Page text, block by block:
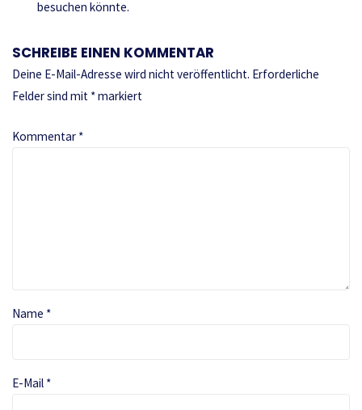
besuchen könnte.
SCHREIBE EINEN KOMMENTAR
Deine E-Mail-Adresse wird nicht veröffentlicht. Erforderliche
Felder sind mit *markiert
Kommentar *
Name *
E-Mail *